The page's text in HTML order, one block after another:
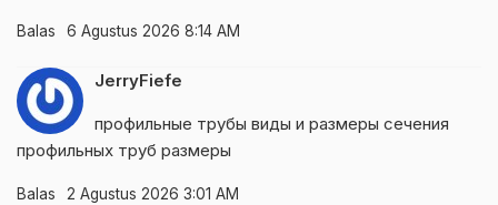
Balas 6 Agustus 2026 8:14 AM
JerryFiefe
профильные трубы виды и размеры сечения
профильных труб размеры
Balas 2 Agustus 2026 3:01 AM